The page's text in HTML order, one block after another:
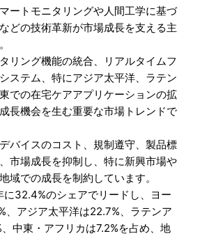
ートモニタリングや人間工学に基づ
どの技術革新が市場成長を支える主
リング機能の統合、リアルタイムフ
ステム、特にアジア太平洋、ラテン
での在宅ケアアプリケーションの拡
長機会を生む重要な市場トレンドで
バイスのコスト、規制遵守、製品標
市場成長を抑制し、特に新興市場や
域での成長を制約しています。
32.4%のシェアでリードし、ヨー
、アジア太平洋は22.7%、ラテンア
中東・アフリカは7.2%を占め、地